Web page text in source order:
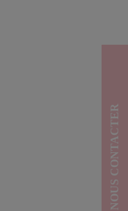
NOUS CONTACTER